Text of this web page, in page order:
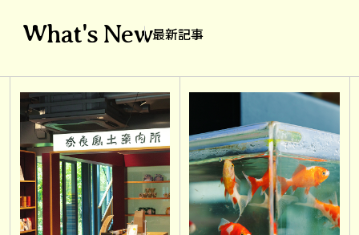
What's New最新記事